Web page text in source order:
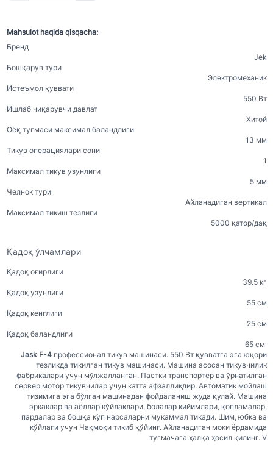
Mahsulot haqida qisqacha:
Бренд
Jek
Бошқарув тури
Электромеханик
Истеъмол қуввати
550 Вт
Ишлаб чиқарувчи давлат
Хитой
Оёқ тугмаси максимал баландлиги
13 мм
Тикув операциялари сони
1
Максимал тикув узунлиги
5 мм
Челнок тури
Айланадиган вертикал
Максимал тикиш тезлиги
5000 қатор/дақ
Қадоқ ўлчамлари
Қадоқ оғирлиги
39.5 кг
Қадоқ узунлиги
55 см
Қадоқ кенглиги
25 см
Қадоқ баландлиги
65 см
Jask F-4профессионал тикув машинаси. 550 Вт қувватга эга юқори
тезликда тикилган тикув машинаси. Машина асосан тикувчилик
фабрикалари учун мўлжалланган. Пастки транспортёр ва ўрнатилган
сервер мотор тикувчилар учун катта афзалликдир. Автоматик мойлаш
тизимига эга бўлган машинадан фойдаланиш жуда қулай. Машина
эркаклар ва аёллар кўйлаклари, болалар кийимлари, қопламалар,
пардалар ва бошқа кўп нарсаларни мукаммал тикади. Шим, юбка ва
кўйлаги учун Чақмоқи тикиб қўйинг. Айланадиган моки ёрдамида
тугмачага ҳалқа ҳосил қилинг. V